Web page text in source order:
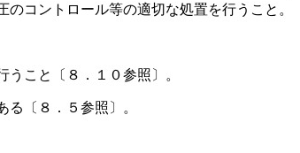
コントロール等の適切な処置を行うこと。
こと〔８．１０参照〕。
〔８．５参照〕。